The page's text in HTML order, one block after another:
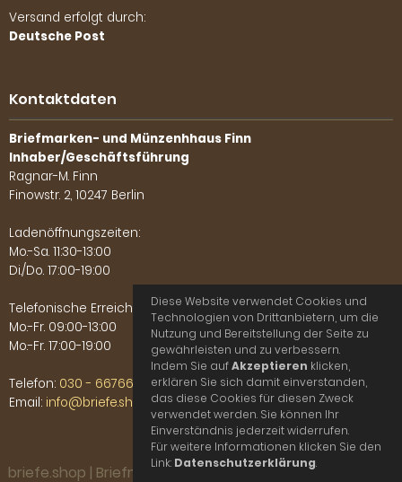
Versand erfolgt durch:
Deutsche Post
Kontaktdaten
Briefmarken- und Münzenhhaus Finn
Inhaber/Geschäftsführung
Ragnar-M. Finn
Finowstr. 2, 10247 Berlin
Ladenöffnungszeiten:
Mo.-Sa. 11:30-13:00
Di./Do. 17:00-19:00
Telefonische Erreichbarkeit:
Mo.-Fr. 09:00-13:00
Mo.-Fr. 17:00-19:00
Telefon: 030 - 66766702
Email: info@briefe.shop
briefe.shop | Briefmarken- und Münzenhaus Finn © 2026
Diese Website verwendet Cookies und
Technologien von Drittanbietern, um die
Nutzung und Bereitstellung der Seite zu
gewährleisten und zu verbessern.
Indem Sie aufAkzeptieren klicken,
erklären Sie sich damit einverstanden,
das diese Cookies für diesen Zweck
verwendet werden. Sie können Ihr
Einverständnis jederzeit widerrufen.
Für weitere Informationen klicken Sie den
Link: Datenschutzerklärung.